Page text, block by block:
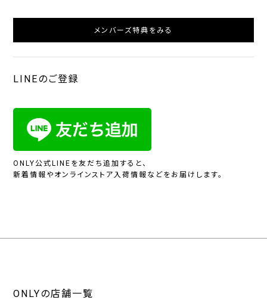
メンバーズ特典をみる
LINEのご登録
ONLY公式LINEを友だち追加すると、
新着情報やオンラインストア入荷情報などをお届けします。
ONLYの店舗一覧